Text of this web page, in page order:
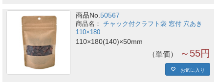
商品No.50567
チャック付クラフト袋 窓付 穴あき
110×180
110×180(140)×50mm
単価 ～55円
お気に入り